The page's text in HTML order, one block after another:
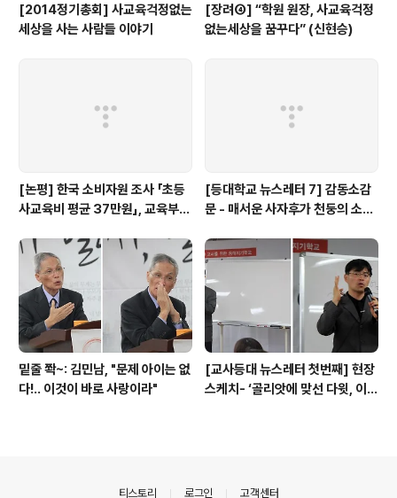
[2014정기총회] 사교육걱정없는
세상을 사는 사람들 이야기
[장려④] “학원 원장, 사교육걱정
없는세상을 꿈꾸다” (신현승)
[논평] 한국 소비자원 조사 「초등
사교육비 평균 37만원」, 교육부
[등대학교 뉴스레터 7] 감동소감
문 - 매서운 사자후가 천둥의 소리
밑줄 쫙~: 김민남, "문제 아이는 없
다!.. 이것이 바로 사랑이라"
[교사등대 뉴스레터 첫번째] 현장
스케치- ‘골리앗에 맞선 다윗, 이계
티스토리 로그인 고객센터